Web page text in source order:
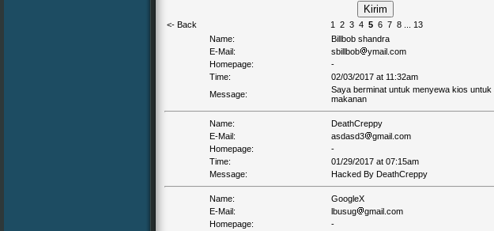
<- Back 1 2 3 4 5 6 7 8... 13
Name:
Billbob shandra
E-Mail:
sbillbob
ymail.com
Homepage:
-
Time:
02/03/2017 at 11:32am
Message:
Saya berminat untuk menyewa kios untuk
makanan
Name:
DeathCreppy
E-Mail:
asdasd3
gmail.com
Homepage:
-
Time:
01/29/2017 at 07:15am
Message:
Hacked By DeathCreppy
Name:
GoogleX
E-Mail:
lbusug
gmail.com
Homepage:
-